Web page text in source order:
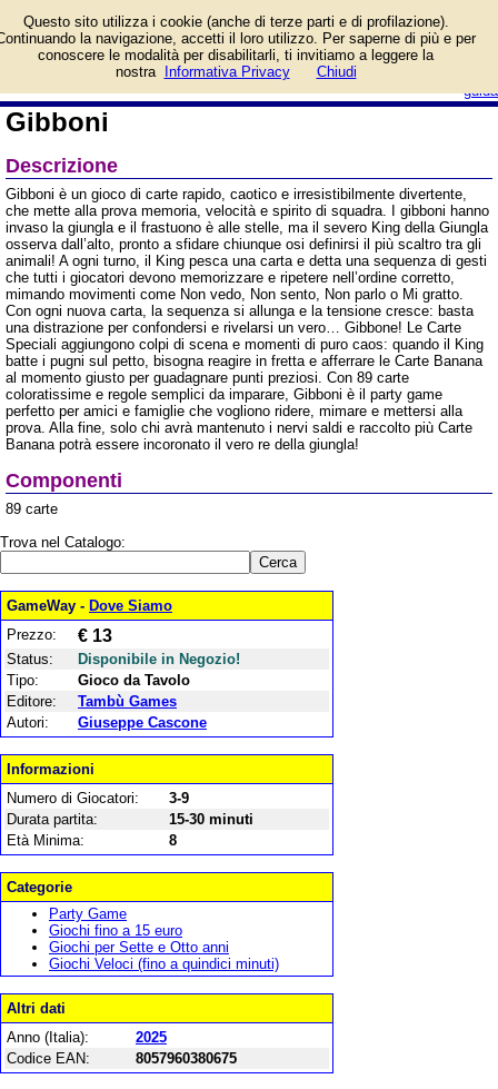
guida
prezzo di vendita.
Prodotto da Tambù
Gibboni
Descrizione
Gibboni è un gioco di carte rapido, caotico e irresistibilmente divertente,
che mette alla prova memoria, velocità e spirito di squadra. I gibboni hanno
invaso la giungla e il frastuono è alle stelle, ma il severo King della Giungla
osserva dall’alto, pronto a sfidare chiunque osi definirsi il più scaltro tra gli
animali! A ogni turno, il King pesca una carta e detta una sequenza di gesti
che tutti i giocatori devono memorizzare e ripetere nell’ordine corretto,
mimando movimenti come Non vedo, Non sento, Non parlo o Mi gratto.
Con ogni nuova carta, la sequenza si allunga e la tensione cresce: basta
una distrazione per confondersi e rivelarsi un vero… Gibbone! Le Carte
Speciali aggiungono colpi di scena e momenti di puro caos: quando il King
batte i pugni sul petto, bisogna reagire in fretta e afferrare le Carte Banana
al momento giusto per guadagnare punti preziosi. Con 89 carte
coloratissime e regole semplici da imparare, Gibboni è il party game
perfetto per amici e famiglie che vogliono ridere, mimare e mettersi alla
prova. Alla fine, solo chi avrà mantenuto i nervi saldi e raccolto più Carte
Banana potrà essere incoronato il vero re della giungla!
Componenti
89 carte
Trova nel Catalogo:
GameWay - Dove Siamo
Prezzo:
€ 13
Status:
Disponibile in Negozio!
Tipo:
Gioco da Tavolo
Editore:
Tambù Games
Autori:
Giuseppe Cascone
Informazioni
Numero di Giocatori:
3-9
Durata partita:
15-30 minuti
Età Minima:
8
Categorie
Party Game
Giochi fino a 15 euro
Giochi per Sette e Otto anni
Giochi Veloci (fino a quindici minuti)
Altri dati
Anno (Italia):
2025
Codice EAN:
8057960380675
Questo sito utilizza i cookie (anche di terze parti e di profilazione).
la navigazione, accetti il loro utilizzo. Per saperne di più e per
conoscere le modalità per disabilitarli, ti invitiamo a leggere la
nostra
Informativa Privacy Chiudi